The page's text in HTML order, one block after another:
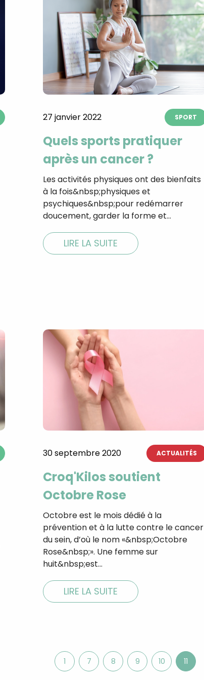
27 janvier 2022 SPORT
Quels sports pratiquer
après un cancer ?
Les activités physiques ont des bienfaits
à la fois&nbsp;physiques et
psychiques&nbsp;pour redémarrer
doucement, garder la forme et…
LIRE LA SUITE
30 septembre 2020 ACTUALITÉS
Croq'Kilos soutient
Octobre Rose
Octobre est le mois dédié à la
prévention et à la lutte contre le cancer
du sein, d’où le nom «&nbsp;Octobre
Rose&nbsp;». Une femme sur
huit&nbsp;est…
LIRE LA SUITE
1 7 8 9 10 11